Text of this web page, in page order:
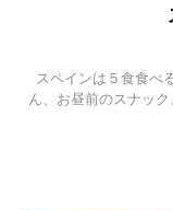
スペインは５食食べ
ん、お昼前のスナッ